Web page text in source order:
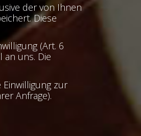
der von Ihnen
Diese
(Art. 6
an uns. Die
zur
Anfrage).